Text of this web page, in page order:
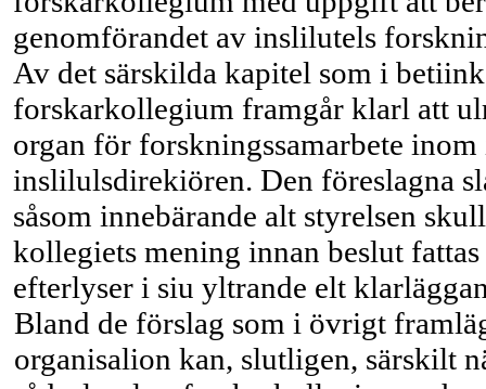
genomförandet av inslilutels
Av det särskilda kapitel som i
forskarkollegium framgår klarl att
organ för forskningssamarbete
inslilulsdirekiören. Den föreslagna
såsom innebärande alt styrelsen
kollegiets mening innan beslut
efterlyser i siu yltrande elt
Bland de förslag som i övrigt
organisalion kan, slutligen, särskilt